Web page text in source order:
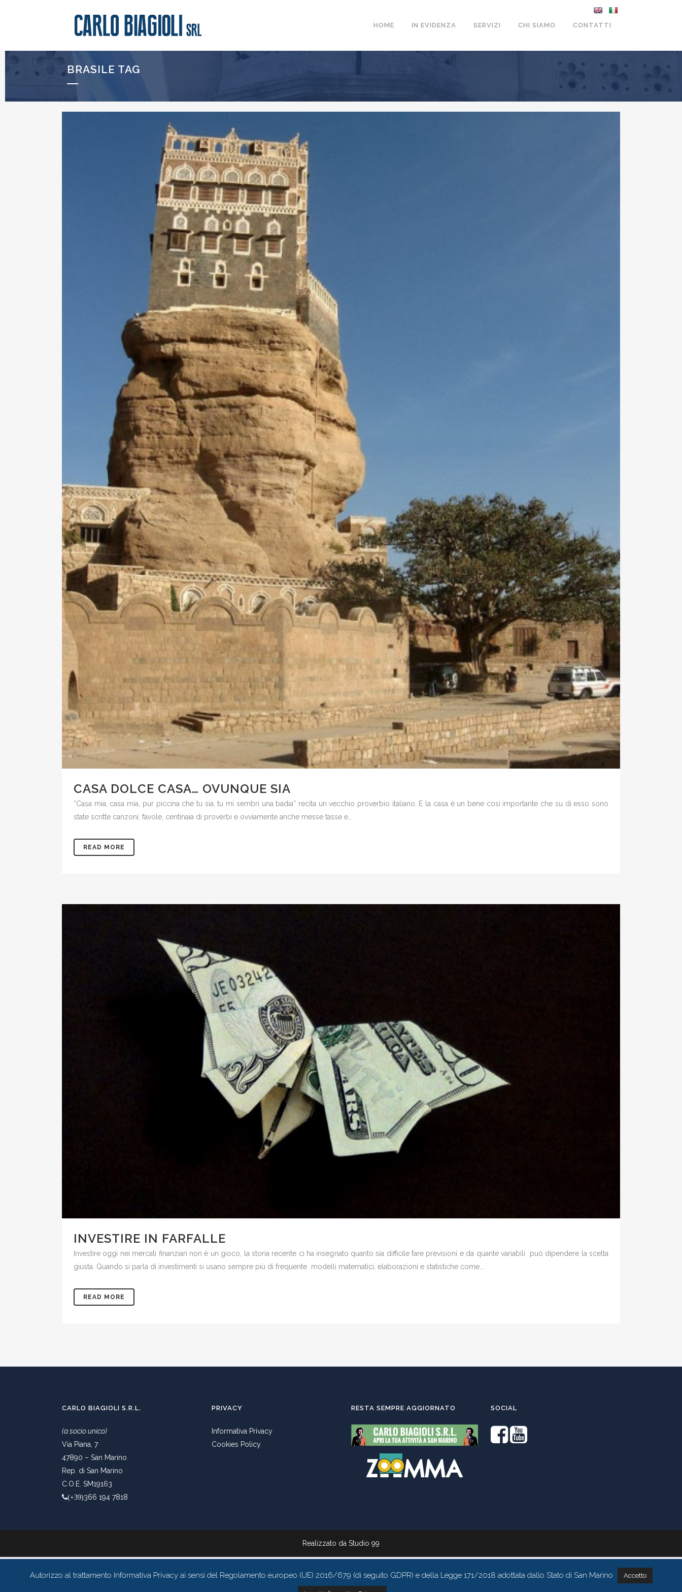
HOME IN EVIDENZA SERVIZI CHI SIAMO CONTATTI
BRASILE TAG
CASA DOLCE CASA… OVUNQUE SIA
“Casa mia, casa mia, pur piccina che tu sia, tu mi sembri una badia” recita un vecchio proverbio italiano. E la casa è un bene così importante che su di esso sono
state scritte canzoni, favole, centinaia di proverbi e ovviamente anche messe tasse e...
READ MORE
INVESTIRE IN FARFALLE
Investire oggi nei mercati finanziari non è un gioco, la storia recente ci ha insegnato quanto sia difficile fare previsioni e da quante variabili può dipendere la scelta
giusta. Quando si parla di investimenti si usano sempre più di frequente modelli matematici, elaborazioni e statistiche come...
READ MORE
CARLO BIAGIOLI S.R.L.
(a socio unico)
Via Piana, 7
47890 – San Marino
Rep. di San Marino
C.O.E. SM19163
(+39)366 194 7818
PRIVACY
Informativa Privacy
Cookies Policy
RESTA SEMPRE AGGIORNATO SOCIAL
Realizzato da Studio 99
Autorizzo al trattamento Informativa Privacy ai sensi del Regolamento europeo (UE) 2016/679 (di seguito GDPR) e della Legge 171/2018 adottata dallo Stato di San Marino Accetto
Contattaci tramite whatsapp